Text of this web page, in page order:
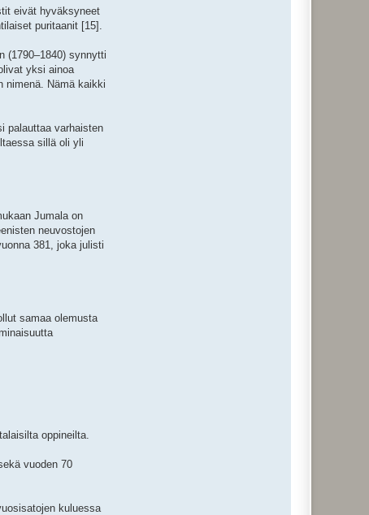
eivät hyväksyneet
puritaanit [15].
(1790–1840) synnytti
yksi ainoa
nimenä. Nämä kaikki
palauttaa varhaisten
sillä oli yli
Jumala on
neuvostojen
381, joka julisti
samaa olemusta
oppineilta.
vuoden 70
kuluessa